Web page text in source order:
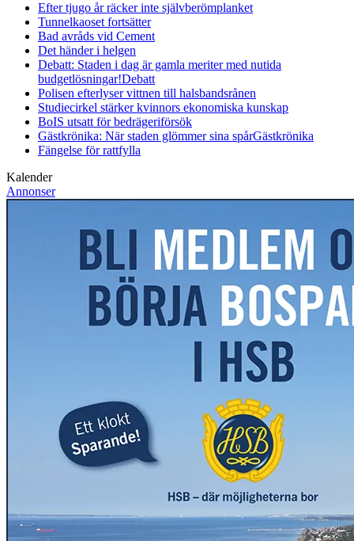
Efter tjugo år räcker inte självberömplanket
Tunnelkaoset fortsätter
Bad avråds vid Cement
Det händer i helgen
Debatt: Staden i dag är gamla meriter med nutida
budgetlösningar!Debatt
Polisen efterlyser vittnen till halsbandsrånen
Studiecirkel stärker kvinnors ekonomiska kunskap
BoIS utsatt för bedrägeriförsök
Gästkrönika: När staden glömmer sina spårGästkrönika
Fängelse för rattfylla
Kalender
Annonser